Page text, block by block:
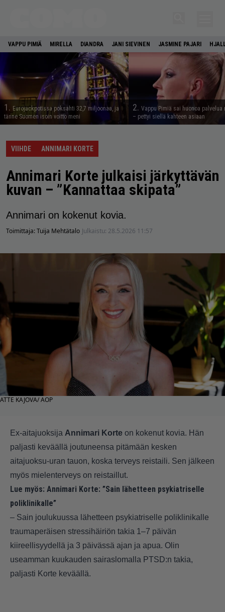
VAPPU PIMIÄ MIRELLA DIANDRA JANI SIEVINEN JASMINE PAJARI
1. Eurojackpotissa poksahti 32,7 miljoonaa, ja
tänne Suomen isoin voitto meni
2. Vappu Pimiä sai huonoa palvelua
– pettyi siellä kahteen asiaan
VIIHDE ANNIMARI KORTE
Annimari Korte julkaisi järkyttävän
kuvan – ”Kannattaa skipata”
Annimari on kokenut kovia.
Toimittaja:Tuija Mehtätalo Julkaistu: 28.5.2026 11:57
ATTE KAJOVA/ AOP
Ex-aitajuoksija Annimari Korte on kokenut kovia. Hän
paljasti keväällä joutuneensa pitämään kesken
aitajuoksu-uran tauon, koska terveys reistaili. Sen jälkeen
myös mielenterveys on reistaillut.
Lue myös: Annimari Korte: ”Sain lähetteen psykiatriselle
poliklinikalle”
– Sain joulukuussa lähetteen psykiatriselle poliklinikalle
traumaperäisen stressihäiriön takia 1–7 päivän
kiireellisyydellä ja 3 päivässä ajan ja apua. Olin
useamman kuukauden sairaslomalla PTSD:n takia,
paljasti Korte keväällä.